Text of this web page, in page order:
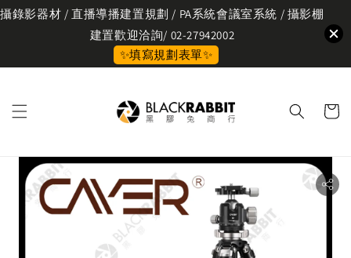
攝錄影器材 / 直播導播建置規劃 / PA系統會議室系統 / 攝影棚
建置歡迎洽詢/ 02-27942002
✨填寫規劃表單✨